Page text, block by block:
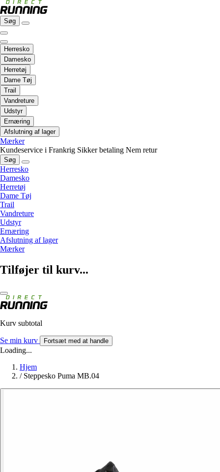
Søg
Herresko
Damesko
Herretøj
Dame Tøj
Trail
Vandreture
Udstyr
Ernæring
Afslutning af lager
Mærker
Kundeservice i Frankrig Sikker betaling Nem retur
Søg
Herresko
Damesko
Herretøj
Dame Tøj
Trail
Vandreture
Udstyr
Ernæring
Afslutning af lager
Mærker
Tilføjer til kurv...
Kurv subtotal
Se min kurv Fortsæt med at handle
Loading...
Hjem
/ Steppesko Puma MB.04